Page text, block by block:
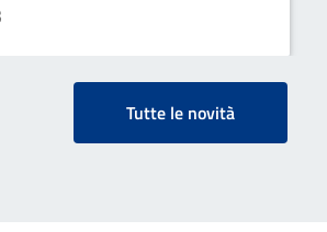
Tutte le novità